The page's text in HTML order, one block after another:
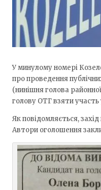
У минулому номері
про проведення
(нинішня голова
голову ОТГ взяти участь
Як повідомляється,
Автори оголошення